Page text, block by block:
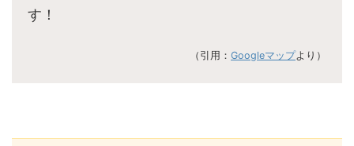
す！
（引用： Googleマップより）